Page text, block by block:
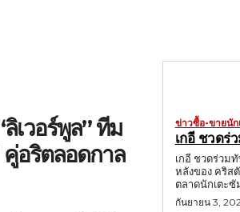
เวอร์พูล” ทีม
คู่อริตลอดกาล
ข่าวซื้อ-ขายนัก
เกอี ชวดร่
เกอี ชวดร่วม
หลังของ คริส
ตลาดนักเตะซั
กันยายน 3,